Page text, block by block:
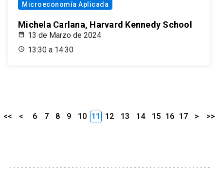
Microeconomía Aplicada
Michela Carlana, Harvard Kennedy School
13 de Marzo de 2024
13:30 a 14:30
<< < 6 7 8 9 10 11 12 13 14 15 16 17 > >>